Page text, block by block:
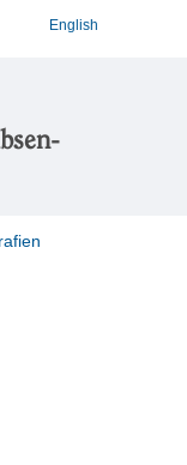
English